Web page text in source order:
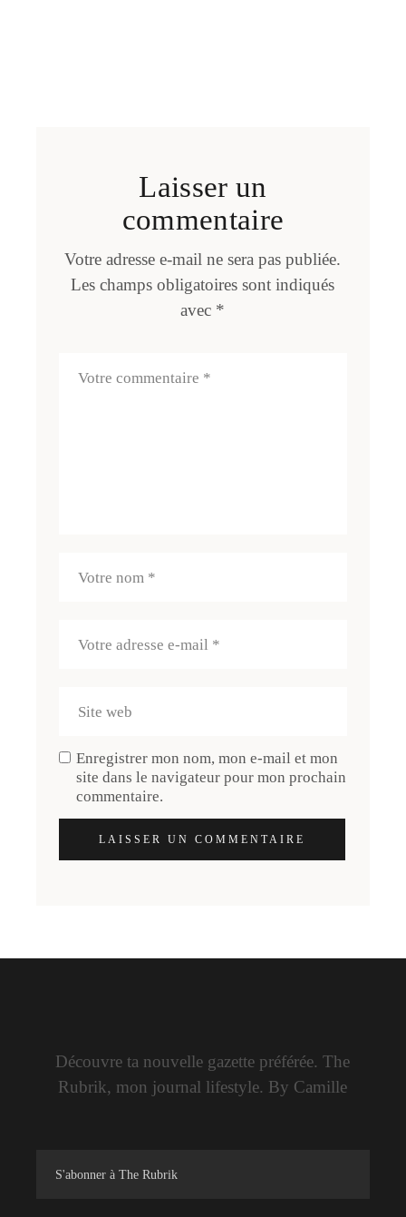
Laisser un
commentaire
Votre adresse e-mail ne sera pas publiée.
Les champs obligatoires sont indiqués
avec *
Enregistrer mon nom, mon e-mail et mon
site dans le navigateur pour mon prochain
commentaire.
LAISSER UN COMMENTAIRE
Découvre ta nouvelle gazette préférée. The
Rubrik, mon journal lifestyle. By Camille